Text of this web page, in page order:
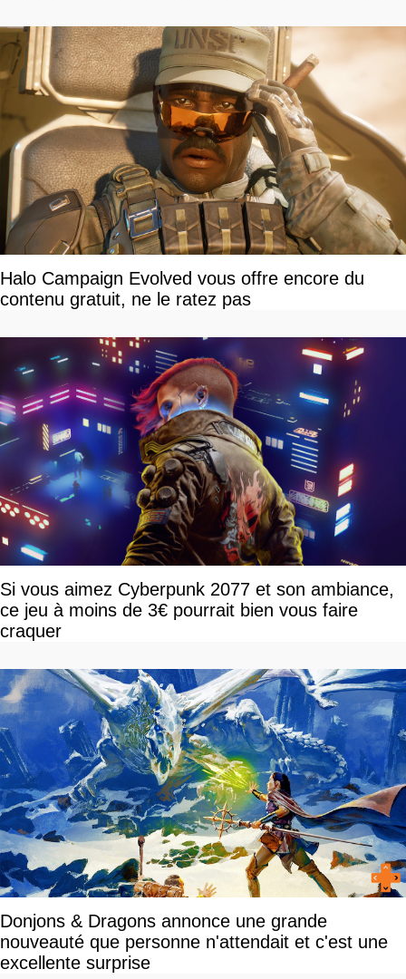
Halo Campaign Evolved vous offre encore du
contenu gratuit, ne le ratez pas
Si vous aimez Cyberpunk 2077 et son ambiance,
ce jeu à moins de 3€ pourrait bien vous faire
craquer
Donjons & Dragons annonce une grande
nouveauté que personne n'attendait et c'est une
excellente surprise